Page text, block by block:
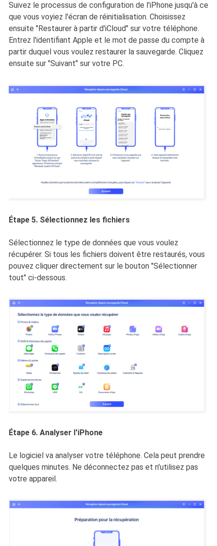
Suivez le processus de configuration de l'iPhone jusqu'à ce
que vous voyiez l'écran de réinitialisation. Choisissez
ensuite "Restaurer à partir d'iCloud" sur votre téléphone.
Entrez l'identifiant Apple et le mot de passe du compte à
partir duquel vous voulez restaurer la sauvegarde. Cliquez
ensuite sur "Suivant" sur votre PC.
Étape 5. Sélectionnez les fichiers
Sélectionnez le type de données que vous voulez
récupérer. Si tous les fichiers doivent être restaurés, vous
pouvez cliquer directement sur le bouton "Sélectionner
tout" ci-dessous.
Étape 6. Analyser l'iPhone
Le logiciel va analyser votre téléphone. Cela peut prendre
quelques minutes. Ne déconnectez pas et n'utilisez pas
votre appareil.